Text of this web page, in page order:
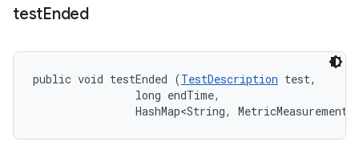
testEnded
public void testEnded (TestDescription test,
                long endTime,
HashMap<String,